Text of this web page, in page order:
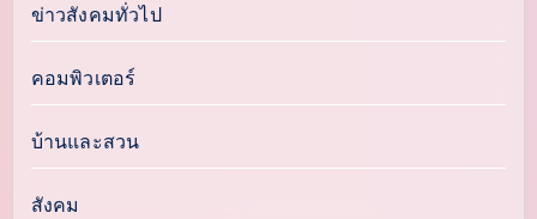
ข่าวสังคมทั่วไป
คอมพิวเตอร์
บ้านและสวน
สังคม